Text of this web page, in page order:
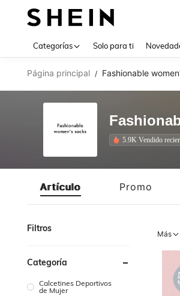
Categorías Solo para ti
Página principal / Fashionable
5.9K Vendido
Artículo Promo
Filtros
Categoría
Calcetines Deportivos
de Mujer
Más